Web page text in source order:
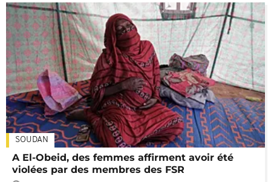
SOUDAN
A El-Obeid, des femmes affirment avoir été
violées par des membres des FSR